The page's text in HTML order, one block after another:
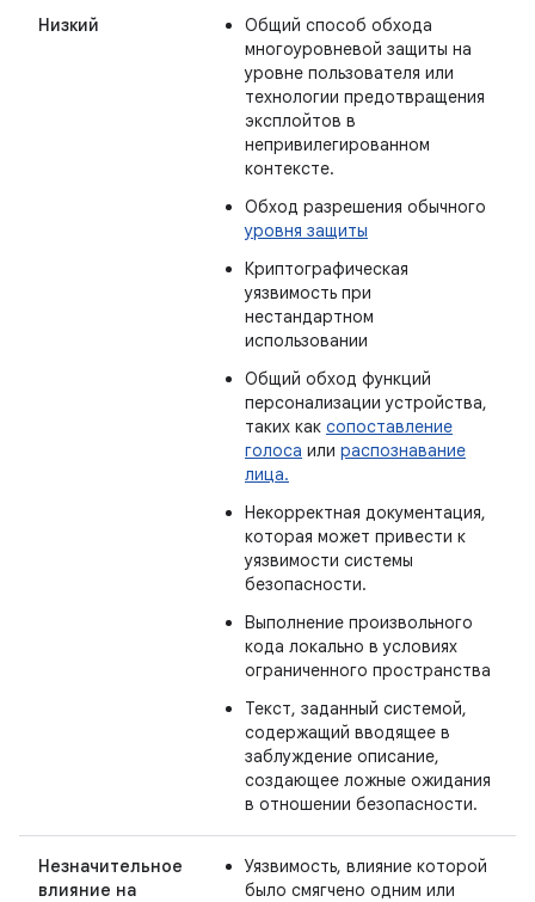
Низкий
Общий способ обхода
многоуровневой защиты на
уровне пользователя или
технологии предотвращения
эксплойтов в
непривилегированном
контексте.
Обход разрешения обычного
уровня защиты
Криптографическая
уязвимость при
нестандартном
использовании
Общий обход функций
персонализации устройства,
таких как сопоставление
голоса или распознавание
лица.
Некорректная документация,
которая может привести к
уязвимости системы
безопасности.
Выполнение произвольного
кода локально в условиях
ограниченного пространства
Текст, заданный системой,
содержащий вводящее в
заблуждение описание,
создающее ложные ожидания
в отношении безопасности.
Незначительное
влияние на
Уязвимость, влияние которой
было смягчено одним или